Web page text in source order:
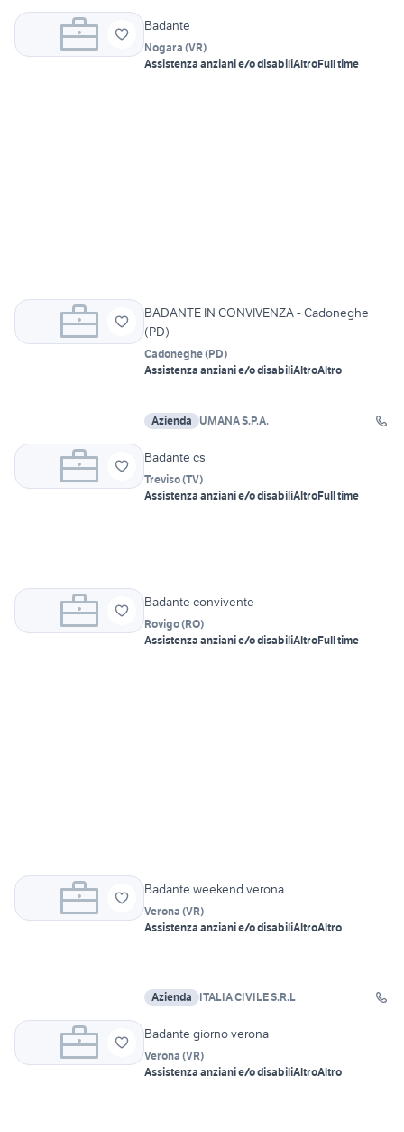
Badante
Nogara (VR)
Assistenza anziani e/o disabiliAltroFull time
BADANTE IN CONVIVENZA - Cadoneghe
(PD)
Cadoneghe(PD)
Assistenza anziani e/o disabiliAltroAltro
Azienda UMANA S.P.A.
Badante cs
Treviso(TV)
Assistenza anziani e/o disabiliAltroFull time
Badante convivente
Rovigo(RO)
Assistenza anziani e/o disabiliAltroFull time
Badante weekend verona
Verona (VR)
Assistenza anziani e/o disabiliAltroAltro
Azienda ITALIA CIVILE S.R.L
Badante giorno verona
Verona (VR)
Assistenza anziani e/o disabiliAltroAltro